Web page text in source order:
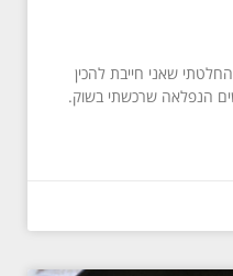
שאני חייבת להכין
הנפלאה שרכשתי בשוק.